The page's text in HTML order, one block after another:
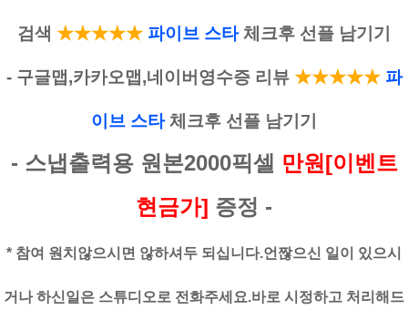
검색 ★★★★★ 파이브 스타체크후 선플 남기기
- 구글맵,카카오맵,네이버영수증 리뷰 ★★★★★ 파
이브 스타 체크후 선플 남기기
- 스냅출력용 원본2000픽셀 만원[이벤트
현금가] 증정 -
* 참여 원치않으시면 않하셔두 되십니다.언짢으신 일이 있으시
거나 하신일은 스튜디오로 전화주세요.바로 시정하고 처리해드